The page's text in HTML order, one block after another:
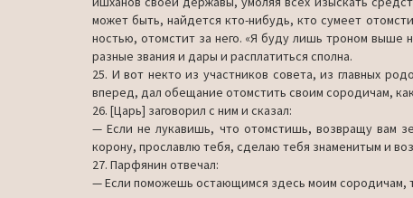
может быть, найдется кто-нибудь, кто сумеет
ностью, отомстит за него. «Я буду лишь троном выше
разные звания и дары и расплатиться сполна.
25. И вот некто из участников совета, из главных
вперед, дал обещание отомстить своим сородичам,
26. [Царь] заговорил с ним и сказал:
— Если не лукавишь, что отомстишь, возвращу вам
корону, прославлю тебя, сделаю тебя знаменитым и
27. Парфянин отвечал:
— Если поможешь остающимся здесь моим сородичам,